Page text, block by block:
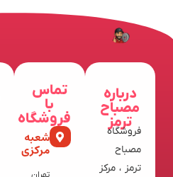
درباره
مصباح
ترمز
فروشگاه
مصباح
ترمز ، مرکز
تماس
با
فروشگاه
شعبه
مرکزی